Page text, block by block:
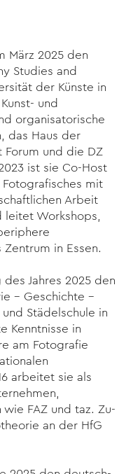
März 2025 den
Studies and
der Künste in
und
organisatorische
das Haus der
und die DZ
ist sie Co-Host
mit
Arbeit
Workshops,
in Essen.
des Jahres 2025 den
– Geschichte –
Städelschule in
Kenntnisse in
am Fotografie
arbeitet sie als
wie FAZ und taz. Zu­
an der HfG